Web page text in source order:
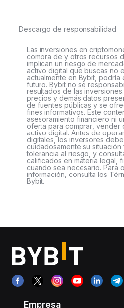
Descargo de responsabilidad
Las inversiones en
compra de y otros recursos
implican un riesgo de
activo digital que buscas no
actualmente en Bybit, podría
futuro. Bybit no se
resultados de las
precios y demás datos
de fuentes públicas y se
fines informativos. Este
asesoramiento financiero ni
oferta para comprar, vender
activo digital. Antes de
digitales, los inversores
cuidadosamente su situación
tolerancia al riesgo, y
calificados en materia legal,
cuando sea necesario. Para
información, consulta los
Bybit.
Empresa